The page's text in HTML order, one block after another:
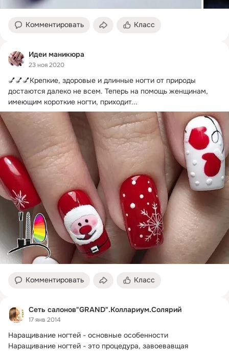
Комментировать Класс
Идеи маникюра
23 ноя 2020
💅💅💅Крепкие, здоровые и длинные ногти от природы
достаются далеко не всем. Теперь на помощь женщинам,
имеющим короткие ногти, приходит...
Комментировать Класс
Сеть салонов"GRAND".Коллариум.Солярий
17 янв 2014
Наращивание ногтей - основные особенности
Наращивание ногтей - это процедура, завоевавщая